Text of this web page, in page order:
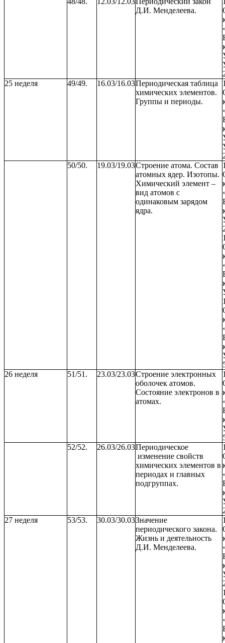
Д.И. Менделеева.
25 неделя
49/49. 16.03/16.03Периодическая таблица
химических элементов.
Группы и периоды.
50/50.
19.03/19.03Строение атома. Состав
атомных ядер. Изотопы.
Химический элемент –
вид атомов с
одинаковым зарядом
ядра.
26 неделя
51/51. 23.03/23.03Строение электронных
оболочек атомов.
Состояние электронов в
атомах.
52/52.
26.03/26.03Периодическое
изменение свойств
химических элементов в
периодах и главных
подгруппах.
27 неделя
53/53. 30.03/30.03Значение
периодического закона.
Жизнь и деятельность
Д.И. Менделеева.